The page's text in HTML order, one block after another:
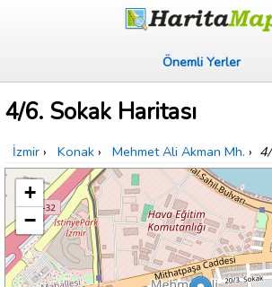
Önemli Yerler
4/6. Sokak Haritası
İzmir › Konak › Mehmet Ali Akman Mh. ›
+
−